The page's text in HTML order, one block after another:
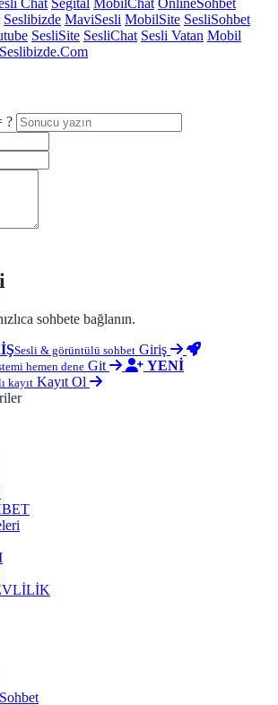
Chat Segital MobilChat OnlineSohbet
Seslibizde MaviSesli MobilSite SesliSohbet
SesliSite SesliChat Sesli Vatan Mobil
Seslibizde.Com
?
sohbete bağlanın.
Sesli & görüntülü sohbet Giriş
hemen dene Git
YENİ
kayıt Kayıt Ol